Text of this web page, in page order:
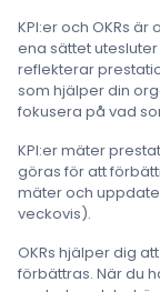
KPI:er och OKRs
ena sättet
reflekterar
som hjälper din
fokusera på vad
KPI:er mäter
göras för att
mäter och
veckovis).
OKRs hjälper dig
förbättras. När du